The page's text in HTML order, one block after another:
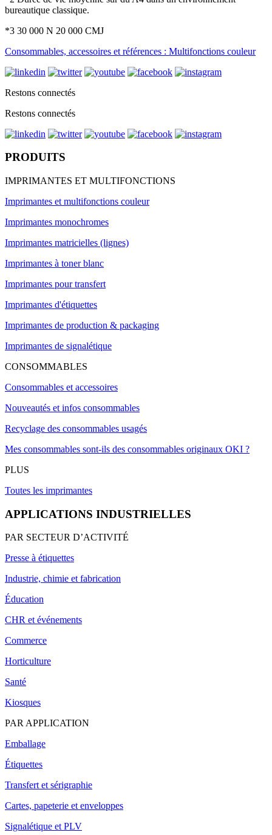
bureautique classique.
*3 30 000 N 20 000 CMJ
Consommables, accessoires et références : Multifonctions couleur
Restons connectés
Restons connectés
PRODUITS
IMPRIMANTES ET MULTIFONCTIONS
Imprimantes et multifonctions couleur
Imprimantes monochromes
Imprimantes matricielles (lignes)
Imprimantes à toner blanc
Imprimantes pour transfert
Imprimantes d'étiquettes
Imprimantes de production & packaging
Imprimantes de signalétique
CONSOMMABLES
Consommables et accessoires
Nouveautés et infos consommables
Recyclage des consommables usagés
Mes consommables sont-ils des consommables originaux OKI ?
PLUS
Toutes les imprimantes
APPLICATIONS INDUSTRIELLES
PAR SECTEUR D’ACTIVITÉ
Presse à étiquettes
Industrie, chimie et fabrication
Éducation
CHR et événements
Commerce
Horticulture
Santé
Kiosques
PAR APPLICATION
Emballage
Étiquettes
Transfert et sérigraphie
Cartes, papeterie et enveloppes
Signalétique et PLV